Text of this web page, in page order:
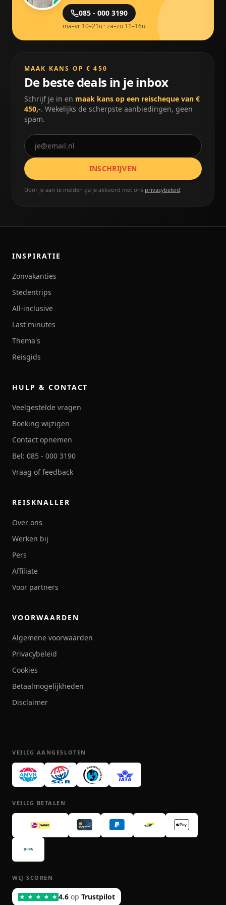
085 - 000 3190
ma–vr 10–21u · za–zo 11–16u
MAAK KANS OP € 450
De beste deals in je inbox
Schrijf je in en maak kans op een reischeque van €
450,-. Wekelijks de scherpste aanbiedingen, geen
spam.
INSCHRIJVEN
Door je aan te melden ga je akkoord met ons privacybeleid.
INSPIRATIE
Zonvakanties
Stedentrips
All-inclusive
Last minutes
Thema's
Reisgids
HULP & CONTACT
Veelgestelde vragen
Boeking wijzigen
Contact opnemen
Bel: 085 - 000 3190
Vraag of feedback
REISKNALLER
Over ons
Werken bij
Pers
Affiliate
Voor partners
VOORWAARDEN
Algemene voorwaarden
Privacybeleid
Cookies
Betaalmogelijkheden
Disclaimer
VEILIG AANGESLOTEN
VEILIG BETALEN
WIJ SCOREN
4.6 op Trustpilot